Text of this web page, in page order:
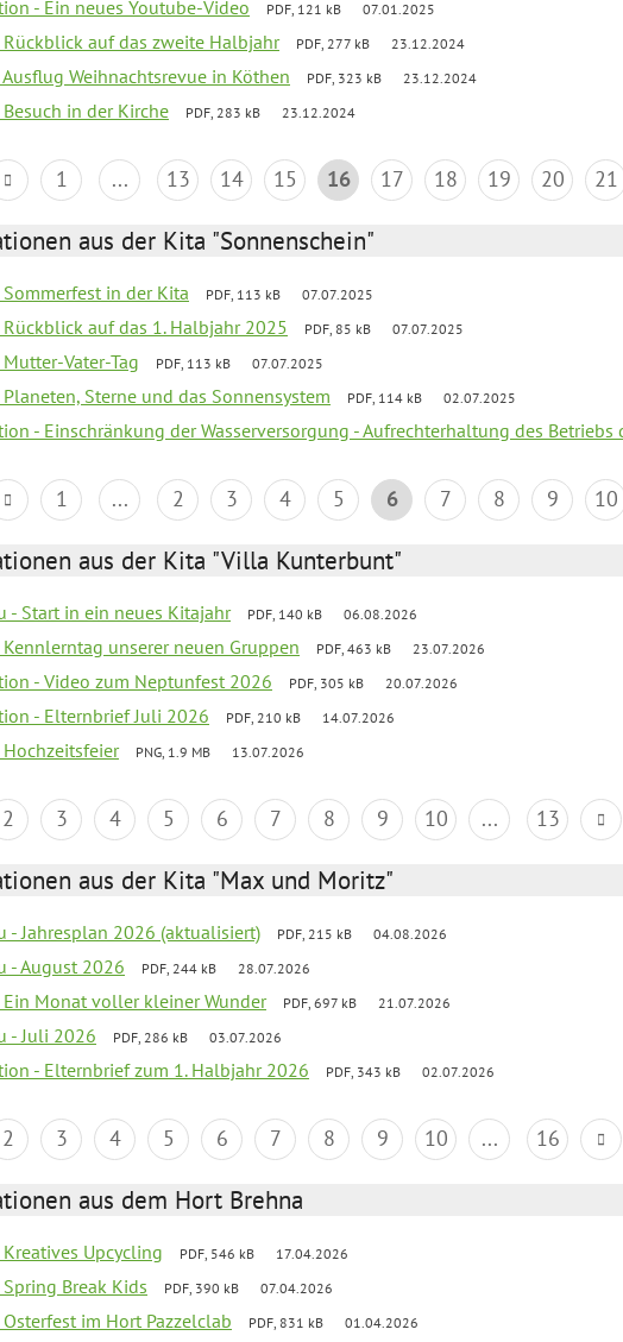
- Ein neues Youtube-Video PDF, 121 kB 07.01.2025
Rückblick auf das zweite Halbjahr PDF, 277 kB 23.12.2024
Ausflug Weihnachtsrevue in Köthen PDF, 323 kB 23.12.2024
Besuch in der Kirche PDF, 283 kB 23.12.2024
1 ... 13 14 15 16 17 18 19 20 21
aus der Kita "Sonnenschein"
Sommerfest in der Kita PDF, 113 kB 07.07.2025
Rückblick auf das 1. Halbjahr 2025 PDF, 85 kB 07.07.2025
Vater-Tag PDF, 113 kB 07.07.2025
Planeten, Sterne und das Sonnensystem PDF, 114 kB 02.07.2025
- Einschränkung der Wasserversorgung - Aufrechterhaltung des Betriebs
1 ... 2 3 4 5 6 7 8 9 10
aus der Kita "Villa Kunterbunt"
- Start in ein neues Kitajahr PDF, 140 kB 06.08.2026
Kennlerntag unserer neuen Gruppen PDF, 463 kB 23.07.2026
- Video zum Neptunfest 2026 PDF, 305 kB 20.07.2026
- Elternbrief Juli 2026 PDF, 210 kB 14.07.2026
Hochzeitsfeier PNG, 1.9 MB 13.07.2026
2 3 4 5 6 7 8 9 10 ... 13
aus der Kita "Max und Moritz"
- Jahresplan 2026 (aktualisiert) PDF, 215 kB 04.08.2026
- August 2026 PDF, 244 kB 28.07.2026
Ein Monat voller kleiner Wunder PDF, 697 kB 21.07.2026
- Juli 2026 PDF, 286 kB 03.07.2026
- Elternbrief zum 1. Halbjahr 2026 PDF, 343 kB 02.07.2026
2 3 4 5 6 7 8 9 10 ... 16
aus dem Hort Brehna
Kreatives Upcycling PDF, 546 kB 17.04.2026
Break Kids PDF, 390 kB 07.04.2026
Osterfest im Hort Pazzelclab PDF, 831 kB 01.04.2026